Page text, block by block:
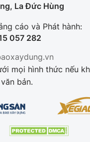
La Đức Hùng
cáo và Phát hành:
057 282
mọi hình thức nếu
bản.